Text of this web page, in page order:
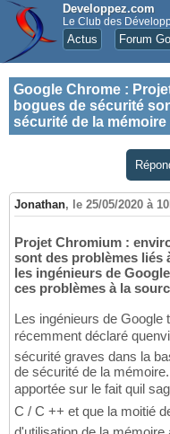
Developpez.com
Le Club des
Actus Forum
Google Chrome :
bogues de sécurité
sécurité de la mémoire
Jonathan, le 25/05/2020 à
Projet Chromium :
sont des problèmes liés
les ingénieurs de
ces problèmes à la
Les ingénieurs de Google
récemment déclaré
sécurité graves dans la
de sécurité de la
apportée sur le fait quil
C / C ++ et que la moitié